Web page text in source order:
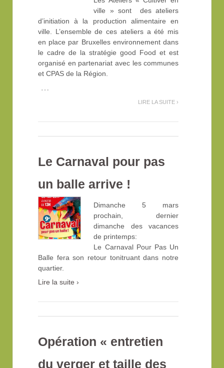
ville » sont des ateliers
d’initiation à la production alimentaire en
ville. L’ensemble de ces ateliers a été mis
en place par Bruxelles environnement dans
le cadre de la stratégie good Food et est
organisé en partenariat avec les communes
et CPAS de la Région.
…
LIRE LA SUITE ›
Le Carnaval pour pas
un balle arrive !
Dimanche 5 mars
prochain, dernier
dimanche des vacances
de printemps:
Le Carnaval Pour Pas Un
Balle fera son retour tonitruant dans notre
quartier.
Lire la suite ›
Opération « entretien
du verger et taille des